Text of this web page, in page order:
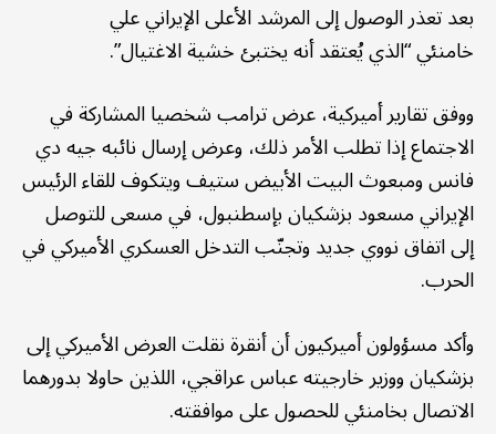
بعد تعذر الوصول إلى المرشد الأعلى الإيراني علي
خامنئي “الذي يُعتقد أنه يختبئ خشية الاغتيال”.
ووفق تقارير أميركية، عرض ترامب شخصيا المشاركة في
الاجتماع إذا تطلب الأمر ذلك، وعرض إرسال نائبه جيه دي
فانس ومبعوث البيت الأبيض ستيف ويتكوف للقاء الرئيس
الإيراني مسعود بزشكيان بإسطنبول، في مسعى للتوصل
إلى اتفاق نووي جديد وتجنّب التدخل العسكري الأميركي في
الحرب.
وأكد مسؤولون أميركيون أن أنقرة نقلت العرض الأميركي إلى
بزشكيان ووزير خارجيته عباس عراقجي، اللذين حاولا بدورهما
الاتصال بخامنئي للحصول على موافقته.